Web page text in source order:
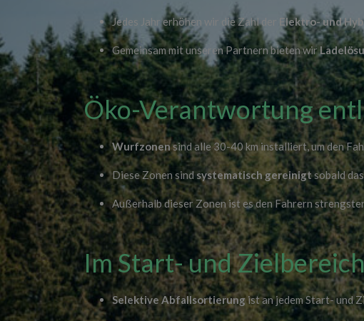
Jedes Jahr erhöhen wir die Zahl der Elektro- und
Gemeinsam mit unseren Partnern bieten wir
Öko-Verantwortung
Wurfzonensind alle 30-40 km installiert, um den
Diese Zonen sindsystematisch gereinigtsobald
Außerhalb dieser Zonen ist es den Fahrern
Im Start- und
Selektive Abfallsortierungist an jedem Start- und